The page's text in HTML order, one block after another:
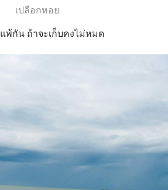
เปลือกหอย
พ้กัน ถ้าจะเก็บคงไม่หมด